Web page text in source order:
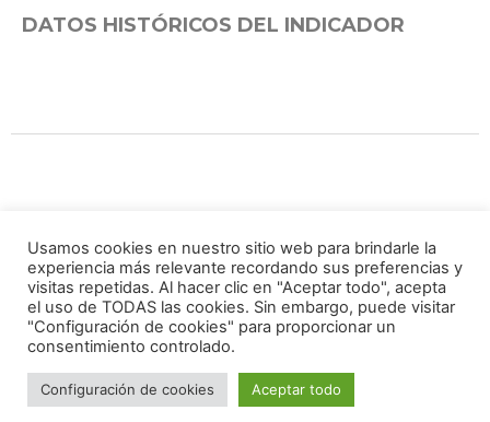
DATOS HISTÓRICOS DEL INDICADOR
Usamos cookies en nuestro sitio web para brindarle la
experiencia más relevante recordando sus preferencias y
visitas repetidas. Al hacer clic en "Aceptar todo", acepta
el uso de TODAS las cookies. Sin embargo, puede visitar
"Configuración de cookies" para proporcionar un
consentimiento controlado.
Configuración de cookies Aceptar todo